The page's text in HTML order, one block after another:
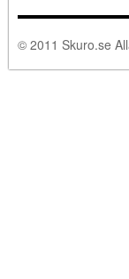
© 2011 Skuro.se